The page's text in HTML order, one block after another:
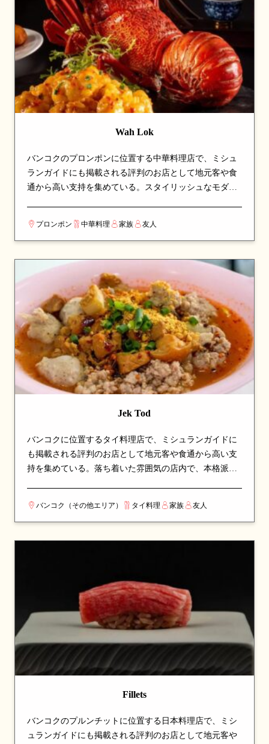
Wah Lok
バンコクのプロンポンに位置する中華料理店で、ミシュ
ランガイドにも掲載される評判のお店として地元客や食
通から高い支持を集めている。スタイリッシュなモダン
看板メニューは点心で、ここを訪れたら必ず注文したい
一品として知られる。本場の調理技術と深みのある味わ
いで、本格中華の世界を堪能できる。カップルでのデー
トや、友人との食事会にも最適な一軒。
プロンポン 中華料理 家族 友人
Jek Tod
バンコクに位置するタイ料理店で、ミシュランガイドに
も掲載される評判のお店として地元客や食通から高い支
持を集めている。落ち着いた雰囲気の店内で、本格派の
ーは麺料理で、ここを訪れたら必ず注文したい一品とし
て知られる。伝統的なタイ料理の真髄を、丁寧な調理と
厳選された食材で表現している。カップルでのデート
バンコク（その他エリア） タイ料理 家族 友人
Fillets
バンコクのプルンチットに位置する日本料理店で、ミシ
ュランガイドにも掲載される評判のお店として地元客や